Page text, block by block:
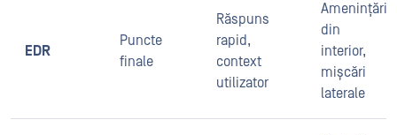
EDR
Puncte
finale
Răspuns
rapid,
context
utilizator
Amenințări
din
interior,
mișcări
laterale